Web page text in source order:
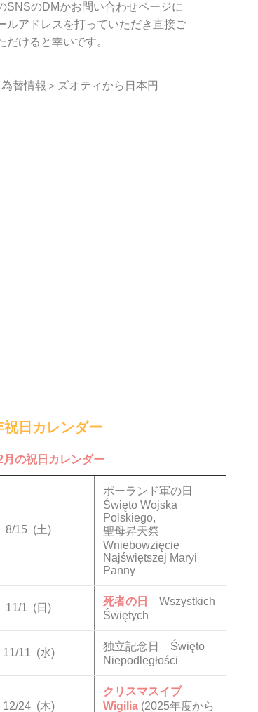
SNSのDMかお問い合わせページに
ルアドレスを打っていただき直接ご
だけると幸いです。
為替情報＞ズオティから日本円
祝日カレンダー
月の祝日カレンダー
8/15 (土)
ポーランド軍の日
Święto Wojska
Polskiego,
聖母昇天祭
Wniebowzięcie
Najświętszej Maryi
Panny
11/1 (日)
死者の日
Wszystkich
Świętych
11/11 (水)
独立記念日 Święto
Niepodległości
12/24 (木)
クリスマスイブ
Wigilia (2025年度から